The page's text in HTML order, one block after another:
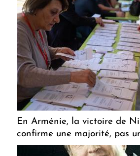
En Arménie, la victoire de
confirme une majorité, pas